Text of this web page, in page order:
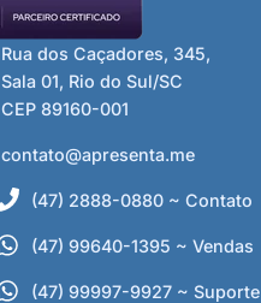
Rua dos Caçadores, 345,
Sala 01, Rio do Sul/SC
CEP 89160-001
contato@apresenta.me
(47) 2888-0880 ~ Contato
(47) 99640-1395 ~ Vendas
(47) 99997-9927 ~ Suporte